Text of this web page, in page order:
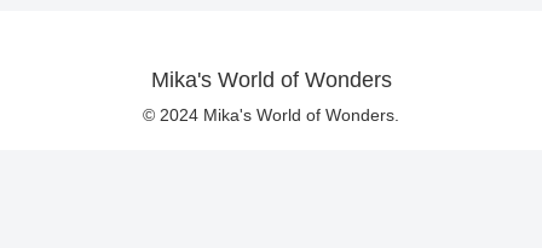
Mika's World of Wonders
© 2024 Mika's World of Wonders.